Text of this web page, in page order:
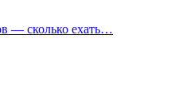
— сколько ехать…